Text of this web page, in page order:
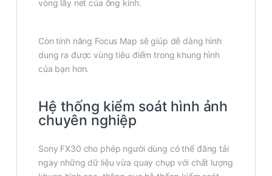
vòng lấy nét của ống kính.
Còn tính năng Focus Map sẽ giúp dễ dàng hình
dung ra được vùng tiêu điểm trong khung hình
của bạn hơn.
Hệ thống kiểm soát hình ảnh
chuyên nghiệp
Sony FX30 cho phép người dùng có thể đăng tải
ngay những dữ liệu vừa quay chụp với chất lượng